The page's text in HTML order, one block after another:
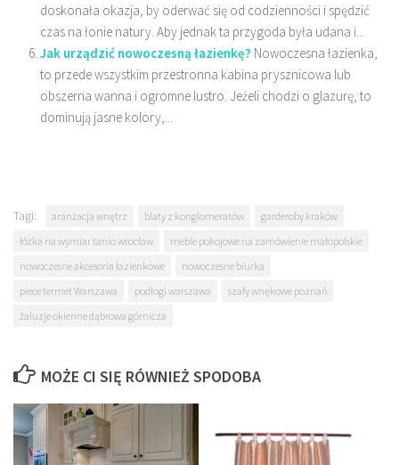
doskonała okazja, by oderwać się od codzienności i spędzić
czas na łonie natury. Aby jednak ta przygoda była udana i...
Jak urządzić nowoczesną łazienkę? Nowoczesna łazienka,
to przede wszystkim przestronna kabina prysznicowa lub
obszerna wanna i ogromne lustro. Jeżeli chodzi o glazurę, to
dominują jasne kolory,...
Tagi: aranżacja wnętrz blaty z konglomeratów
garderoby kraków
łóżka na wymiar tanio wrocław
meble pokojowe na zamówienie małopolskie
nowoczesne akcesoria łazienkowe
nowoczesne biurka
piece termet Warszawa
podłogi warszawa
szafy wnękowe poznań
żaluzje okienne dąbrowa górnicza
MOŻE CI SIĘ RÓWNIEŻ SPODOBA